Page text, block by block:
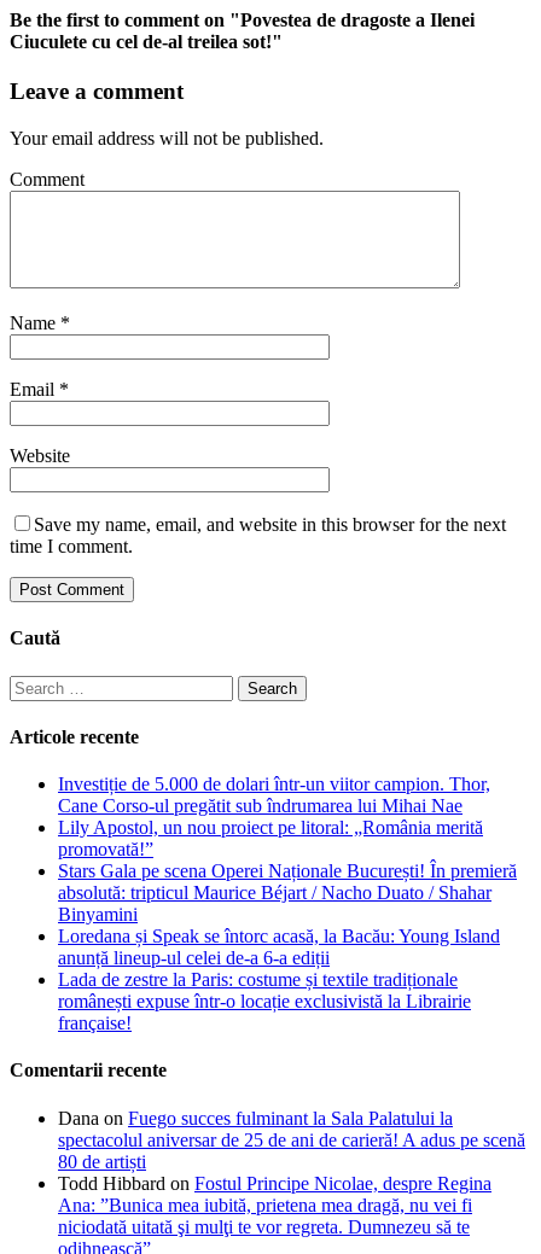
Be the first to comment on "Povestea de dragoste a Ilenei
Ciuculete cu cel de-al treilea sot!"
Leave a comment
Your email address will not be published.
Comment
Name *
Email *
Website
Save my name, email, and website in this browser for the next
time I comment.
Caută
Search
for:
Articole recente
Investiție de 5.000 de dolari într-un viitor campion. Thor,
Cane Corso-ul pregătit sub îndrumarea lui Mihai Nae
Lily Apostol, un nou proiect pe litoral: „România merită
promovată!”
Stars Gala pe scena Operei Naționale București! În premieră
absolută: tripticul Maurice Béjart / Nacho Duato / Shahar
Binyamini
Loredana și Speak se întorc acasă, la Bacău: Young Island
anunță lineup-ul celei de-a 6-a ediții
Lada de zestre la Paris: costume și textile tradiționale
românești expuse într-o locație exclusivistă la Librairie
française!
Comentarii recente
Dana on Fuego succes fulminant la Sala Palatului la
spectacolul aniversar de 25 de ani de carieră! A adus pe scenă
80 de artiști
Todd Hibbard on Fostul Principe Nicolae, despre Regina
Ana: ”Bunica mea iubită, prietena mea dragă, nu vei fi
niciodată uitată şi mulţi te vor regreta. Dumnezeu să te
odihnească”